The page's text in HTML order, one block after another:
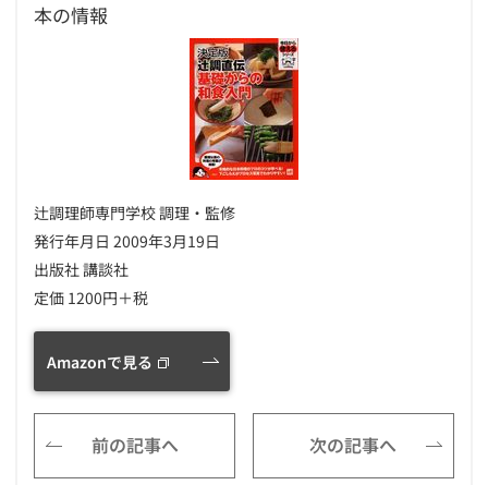
本の情報
辻調理師専門学校 調理・監修
発行年月日 2009年3月19日
出版社 講談社
定価 1200円＋税
Amazonで見る
前の記事へ 次の記事へ